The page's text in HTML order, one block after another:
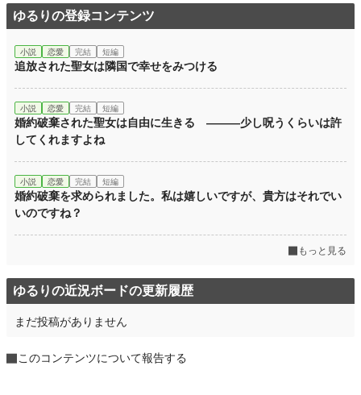
ゆるりの登録コンテンツ
小説 恋愛 完結 短編
追放された聖女は隣国で幸せをみつける
小説 恋愛 完結 短編
婚約破棄された聖女は自由に生きる ―――少し呪うくらいは許
してくれますよね
小説 恋愛 完結 短編
婚約破棄を求められました。私は嬉しいですが、貴方はそれでい
いのですね？
もっと見る
ゆるりの近況ボードの更新履歴
まだ投稿がありません
このコンテンツについて報告する